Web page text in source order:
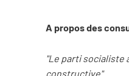
A propos des
"Le parti socialiste
constructive"